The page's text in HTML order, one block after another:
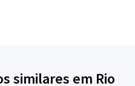
similares em Rio